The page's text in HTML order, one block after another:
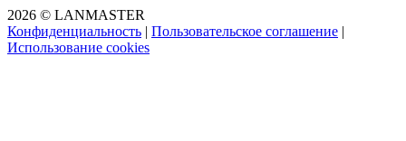
2026 © LANMASTER
Конфиденциальность | Пользовательское соглашение |
Использование cookies